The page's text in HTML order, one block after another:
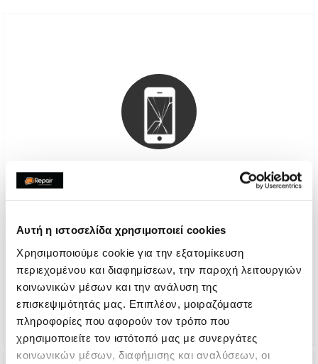
Αυτή η ιστοσελίδα χρησιμοποιεί cookies
Χρησιμοποιούμε cookie για την εξατομίκευση
περιεχομένου και διαφημίσεων, την παροχή λειτουργιών
κοινωνικών μέσων και την ανάλυση της
επισκεψιμότητάς μας. Επιπλέον, μοιραζόμαστε
πληροφορίες που αφορούν τον τρόπο που
χρησιμοποιείτε τον ιστότοπό μας με συνεργάτες
κοινωνικών μέσων, διαφήμισης και αναλύσεων, οι
Με 24% ΦΠΑ
€519,00
Χρόνος
Εγγύηση